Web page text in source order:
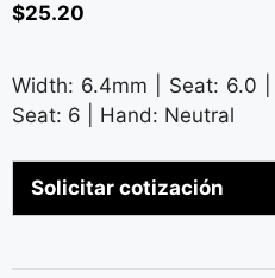
$25.20
Width: 6.4mm | Seat: 6.0 |
Seat: 6 | Hand: Neutral
Solicitar cotización